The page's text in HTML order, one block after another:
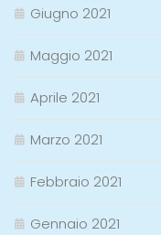
Giugno 2021
Maggio 2021
Aprile 2021
Marzo 2021
Febbraio 2021
Gennaio 2021